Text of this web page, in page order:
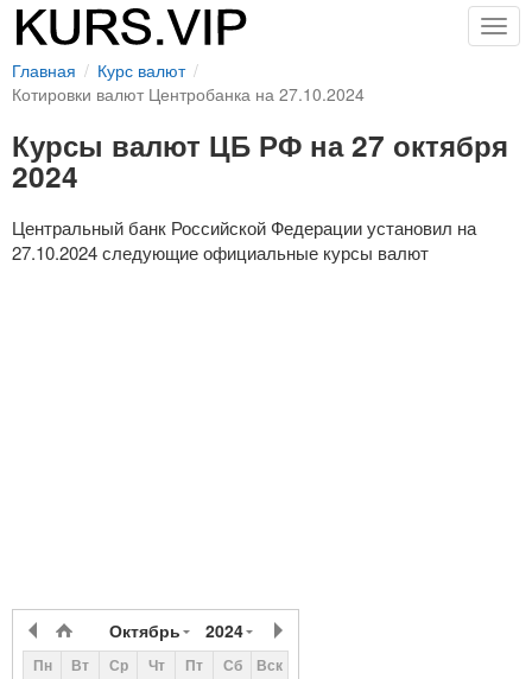
Главная
Курс валют
Котировки валют Центробанка на 27.10.2024
Курсы валют ЦБ РФ на 27 октября
2024
Центральный банк Российской Федерации установил на
27.10.2024 следующие официальные курсы валют
Октябрь 2024
Пн Вт Ср Чт Пт Сб
Вск